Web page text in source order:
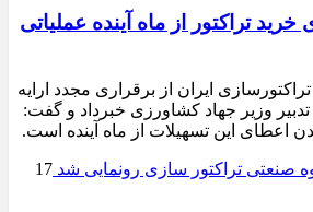
تراکتور از ماه آینده عملیاتی
ایران از برقراری مجدد ارایه
تدبیر وزیر جهاد کشاورزی خبرداد و گفت:
اعطای این تسهیلات از ماه آینده است.
17